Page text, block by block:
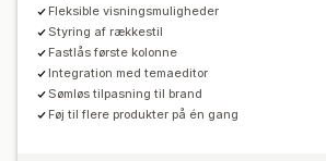
Fleksible visningsmuligheder
Styring af rækkestil
Fastlås første kolonne
Integration med temaeditor
Sømløs tilpasning til brand
Føj til flere produkter på én gang